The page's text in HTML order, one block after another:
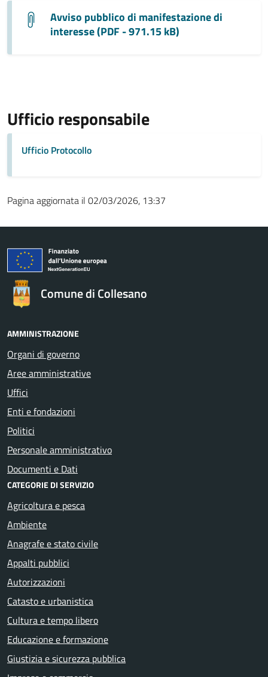
Avviso pubblico di manifestazione di
interesse (PDF - 971.15 kB)
Ufficio responsabile
Ufficio Protocollo
Pagina aggiornata il 02/03/2026, 13:37
Comune di Collesano
AMMINISTRAZIONE
Organi di governo
Aree amministrative
Uffici
Enti e fondazioni
Politici
Personale amministrativo
Documenti e Dati
CATEGORIE DI SERVIZIO
Agricoltura e pesca
Ambiente
Anagrafe e stato civile
Appalti pubblici
Autorizzazioni
Catasto e urbanistica
Cultura e tempo libero
Educazione e formazione
Giustizia e sicurezza pubblica